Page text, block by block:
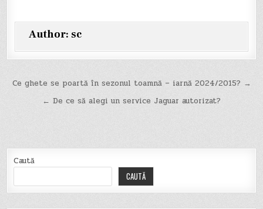
Author: sc
Navigare
Ce ghete se poartă în sezonul toamnă – iarnă 2024/2015? →
← De ce să alegi un service Jaguar autorizat?
Caută
CAUTĂ